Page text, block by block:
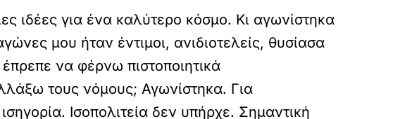
ιδέες για ένα καλύτερο κόσμο. Κι αγωνίστηκα
μου ήταν έντιμοι, ανιδιοτελείς, θυσίασα
να φέρνω πιστοποιητικά
τους νόμους; Αγωνίστηκα. Για
Ισοπολιτεία δεν υπήρχε. Σημαντική